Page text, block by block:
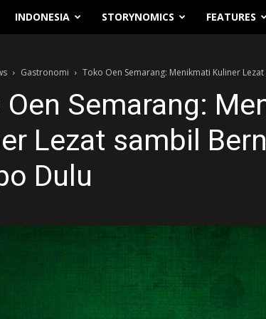
Traverse.id
INDONESIA STORYNOMICS FEATURES
Gastronomi Toko Oen Semarang: Menikmati Kuliner
Oen Semarang:
Lezat sambil
Dulu